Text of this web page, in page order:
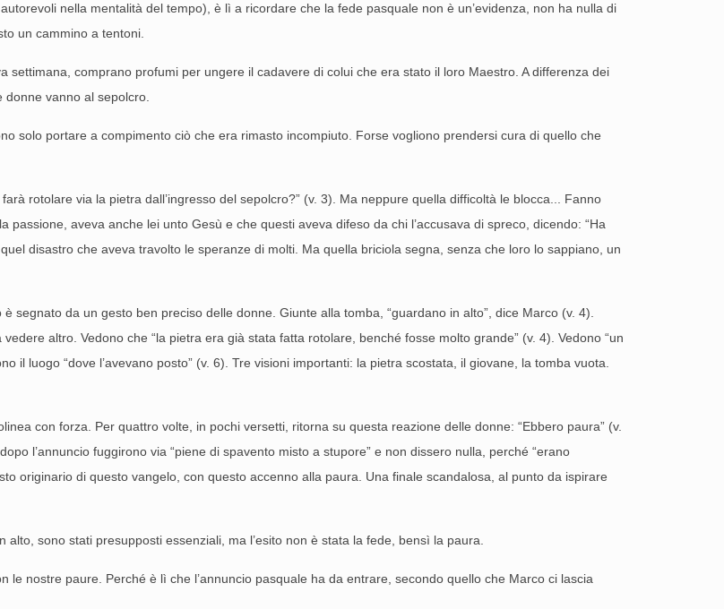
nella mentalità del tempo), è lì a ricordare che la fede pasquale non è un’evidenza, non ha nulla di
un cammino a tentoni.
comprano profumi per ungere il cadavere di colui che era stato il loro Maestro. A differenza dei
vanno al sepolcro.
solo portare a compimento ciò che era rimasto incompiuto. Forse vogliono prendersi cura di quello che
rotolare via la pietra dall’ingresso del sepolcro?” (v. 3). Ma neppure quella difficoltà le blocca... Fanno
aveva anche lei unto Gesù e che questi aveva difeso da chi l’accusava di spreco, dicendo: “Ha
disastro che aveva travolto le speranze di molti. Ma quella briciola segna, senza che loro lo sappiano, un
da un gesto ben preciso delle donne. Giunte alla tomba, “guardano in alto”, dice Marco (v. 4).
altro. Vedono che “la pietra era già stata fatta rotolare, benché fosse molto grande” (v. 4). Vedono “un
il luogo “dove l’avevano posto” (v. 6). Tre visioni importanti: la pietra scostata, il giovane, la tomba vuota.
con forza. Per quattro volte, in pochi versetti, ritorna su questa reazione delle donne: “Ebbero paura” (v.
l’annuncio fuggirono via “piene di spavento misto a stupore” e non dissero nulla, perché “erano
originario di questo vangelo, con questo accenno alla paura. Una finale scandalosa, al punto da ispirare
sono stati presupposti essenziali, ma l’esito non è stata la fede, bensì la paura.
nostre paure. Perché è lì che l’annuncio pasquale ha da entrare, secondo quello che Marco ci lascia